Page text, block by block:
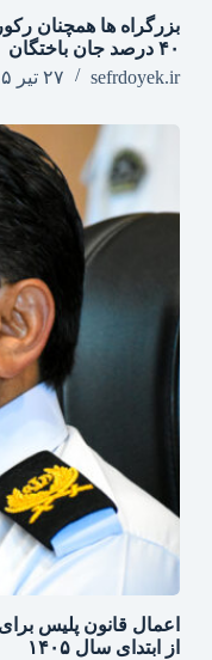
بزرگراه‌ ها همچنان
۴۰ درصد جان‌ باختگان
sefrdoyek.ir
۲۷ تیر ۱۴۰۵
از ابتدای سال ۱۴۰۵